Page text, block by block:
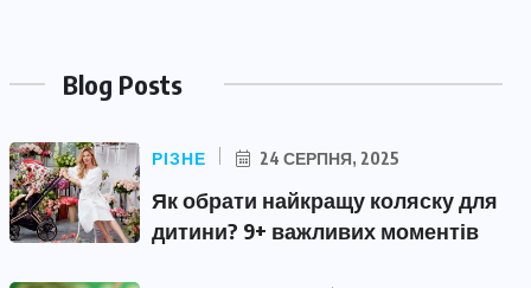
Blog Posts
РІЗНЕ 24 СЕРПНЯ, 2025
Як обрати найкращу коляску для
дитини? 9+ важливих моментів